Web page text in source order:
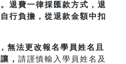
退費一律採匯款方式，退
行負擔，從退款金額中扣
，無法更改報名學員姓名且
， 請謹慎輸入學員姓名及